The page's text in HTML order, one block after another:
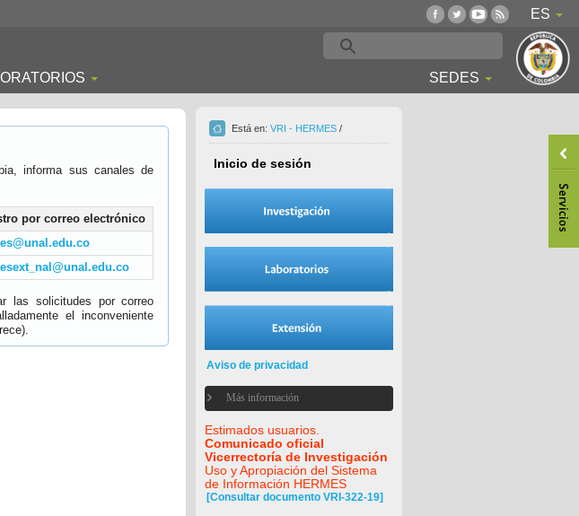
ES
SEDES
informa sus canales de
por correo electrónico
las solicitudes por correo
el inconveniente
Está en: VRI - HERMES /
Inicio de sesión
Aviso de privacidad
Más información
Estimados usuarios.
Comunicado oficial
Vicerrectoría de Investigación
Uso y Apropiación del Sistema
de Información HERMES
[Consultar documento VRI-322-19]